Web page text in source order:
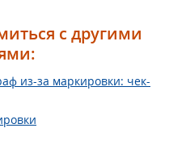
с другими
из-за маркировки: чек-